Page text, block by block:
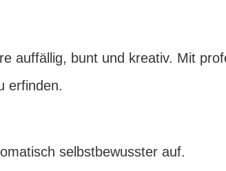
auffällig, bunt und kreativ. Mit
erfinden.
selbstbewusster auf.